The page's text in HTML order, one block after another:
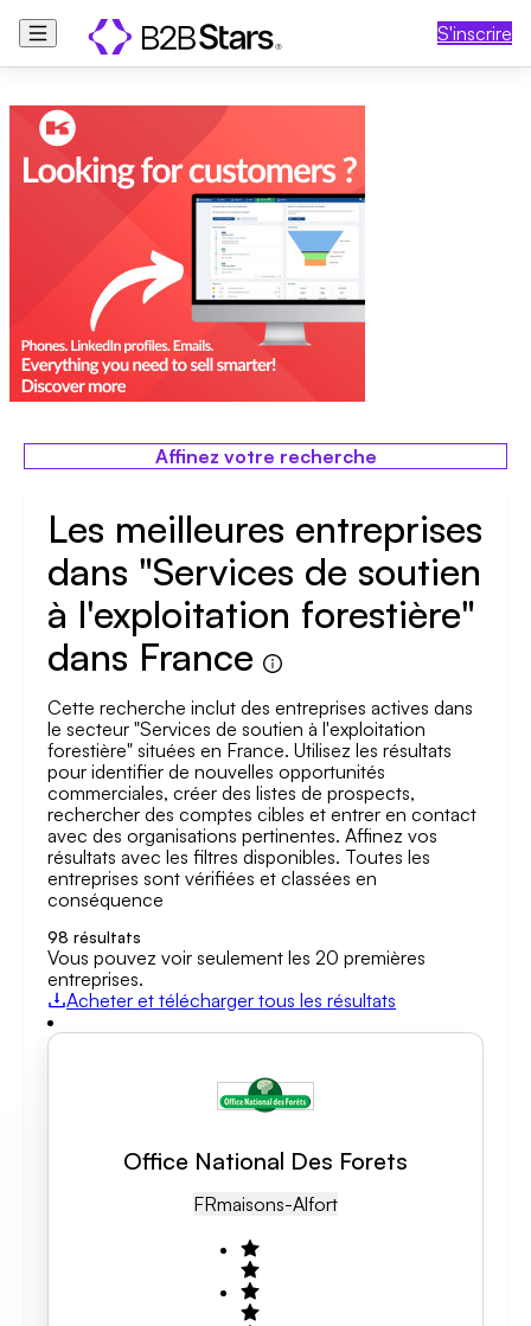
S'inscrire
Affinez votre recherche
Les meilleures entreprises
dans "Services de soutien
à l'exploitation forestière"
dans France
Cette recherche inclut des entreprises actives dans
le secteur "Services de soutien à l'exploitation
forestière" situées en France. Utilisez les résultats
pour identifier de nouvelles opportunités
commerciales, créer des listes de prospects,
rechercher des comptes cibles et entrer en contact
avec des organisations pertinentes. Affinez vos
résultats avec les filtres disponibles. Toutes les
entreprises sont vérifiées et classées en
conséquence
98 résultats
Vous pouvez voir seulement les 20 premières
entreprises.
Acheter et télécharger tous les résultats
Office National Des Forets
FRMaisons-Alfort